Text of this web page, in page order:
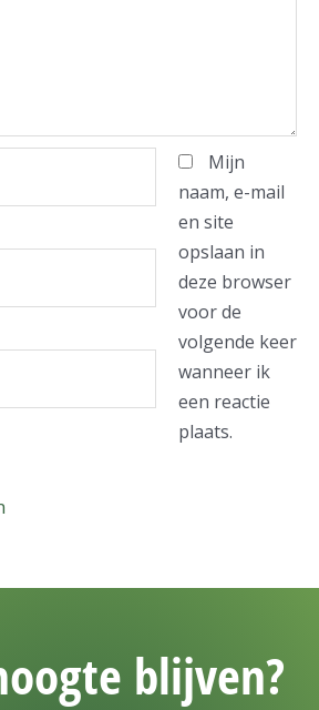
Mijn
naam, e-mail
en site
opslaan in
deze browser
voor de
volgende keer
wanneer ik
een reactie
plaats.
blijven?